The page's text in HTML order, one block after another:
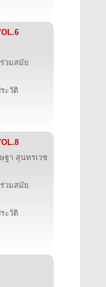
วมสมัย
ะวัติ
ฐา สุนทรเวช
วมสมัย
ะวัติ